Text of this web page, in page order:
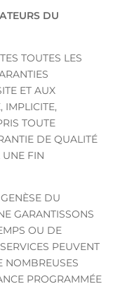
DU
TOUTES LES
ET AUX
IMPLICITE,
TOUTE
DE QUALITÉ
FIN
DU
GARANTISSONS
OU DE
PEUVENT
NOMBREUSES
PROGRAMMÉE